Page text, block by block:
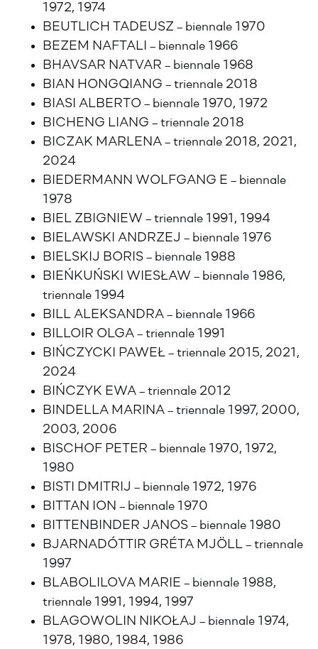
1972, 1974
BEUTLICH TADEUSZ – biennale 1970
BEZEM NAFTALI – biennale 1966
BHAVSAR NATVAR – biennale 1968
BIAN HONGQIANG – triennale 2018
BIASI ALBERTO – biennale 1970, 1972
BICHENG LIANG – triennale 2018
BICZAK MARLENA – triennale 2018, 2021,
2024
BIEDERMANN WOLFGANG E – biennale
1978
BIEL ZBIGNIEW – triennale 1991, 1994
BIELAWSKI ANDRZEJ – biennale 1976
BIELSKIJ BORIS – biennale 1988
BIEŃKUŃSKI WIESŁAW – biennale 1986,
triennale 1994
BILL ALEKSANDRA – biennale 1966
BILLOIR OLGA – triennale 1991
BIŃCZYCKI PAWEŁ – triennale 2015, 2021,
2024
BIŃCZYK EWA – triennale 2012
BINDELLA MARINA – triennale 1997, 2000,
2003, 2006
BISCHOF PETER – biennale 1970, 1972,
1980
BISTI DMITRIJ – biennale 1972, 1976
BITTAN ION – biennale 1970
BITTENBINDER JANOS – biennale 1980
BJARNADÓTTIR GRÉTA MJÖLL – triennale
1997
BLABOLILOVA MARIE – biennale 1988,
triennale 1991, 1994, 1997
BLAGOWOLIN NIKOŁAJ – biennale 1974,
1978, 1980, 1984, 1986